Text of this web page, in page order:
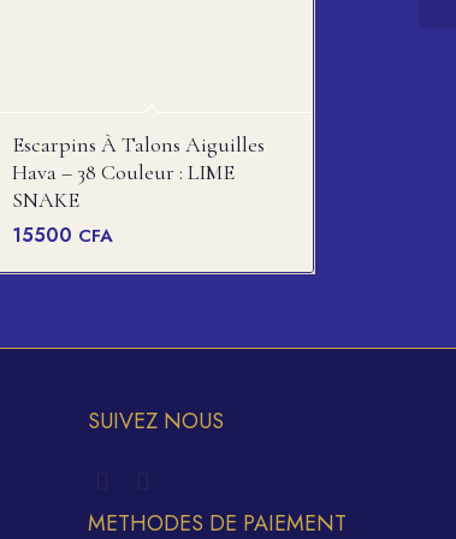
Escarpins À Talons Aiguilles
Hava – 38 Couleur : LIME
SNAKE
15500 CFA
SUIVEZ NOUS
METHODES DE PAIEMENT